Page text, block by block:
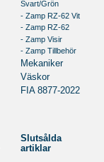
Svart/Grön
- Zamp RZ-62 Vit
- Zamp RZ-62
- Zamp Visir
- Zamp Tillbehör
Mekaniker
Väskor
FIA 8877-2022
Slutsålda
artiklar